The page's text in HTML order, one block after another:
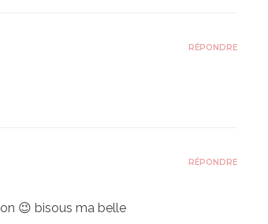
RÉPONDRE
😉 bisous ma belle
RÉPONDRE